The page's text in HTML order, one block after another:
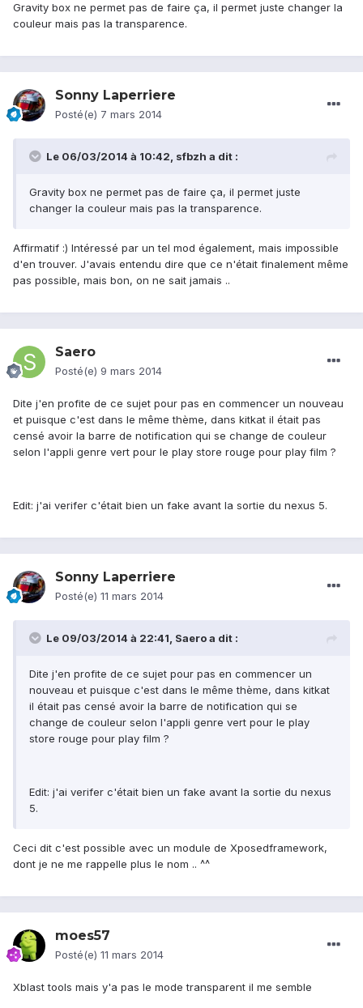
Gravity box ne permet pas de faire ça, il permet juste changer la
couleur mais pas la transparence.
Sonny Laperriere
Posté(e) 7 mars 2014
Le 06/03/2014 à 10:42, sfbzh a dit :
Gravity box ne permet pas de faire ça, il permet juste
changer la couleur mais pas la transparence.
Affirmatif :) Intéressé par un tel mod également, mais impossible
d'en trouver. J'avais entendu dire que ce n'était finalement même
pas possible, mais bon, on ne sait jamais ..
Saero
Posté(e) 9 mars 2014
Dite j'en profite de ce sujet pour pas en commencer un nouveau
et puisque c'est dans le même thème, dans kitkat il était pas
censé avoir la barre de notification qui se change de couleur
selon l'appli genre vert pour le play store rouge pour play film ?
Edit: j'ai verifer c'était bien un fake avant la sortie du nexus 5.
Sonny Laperriere
Posté(e) 11 mars 2014
Le 09/03/2014 à 22:41, Saero a dit :
Dite j'en profite de ce sujet pour pas en commencer un
nouveau et puisque c'est dans le même thème, dans kitkat
il était pas censé avoir la barre de notification qui se
change de couleur selon l'appli genre vert pour le play
store rouge pour play film ?
Edit: j'ai verifer c'était bien un fake avant la sortie du nexus
5.
Ceci dit c'est possible avec un module de Xposedframework,
dont je ne me rappelle plus le nom .. ^^
moes57
Posté(e) 11 mars 2014
Xblast tools mais y'a pas le mode transparent il me semble